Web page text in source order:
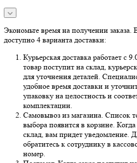
Экономьте время на получении заказа.
доступно 4 варианта доставки:
Курьерская доставка работает с
товар поступит на склад,
для уточнения деталей.
удобное время доставки и
упаковку на целостность и
комплектации.
Самовывоз из магазина. Список
выбора появится в корзине.
склад, вам придет уведомление.
обратитесь к сотруднику в
номер.